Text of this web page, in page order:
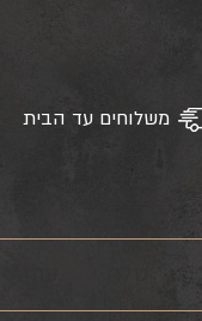
משלוחים עד הבית